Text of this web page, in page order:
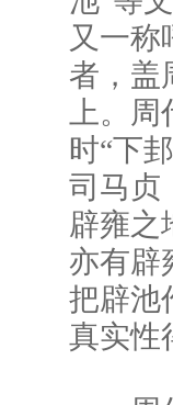
又一称
者，盖
上。
时“下
司马贞
辟雍之
亦有辟
把辟池
真实性